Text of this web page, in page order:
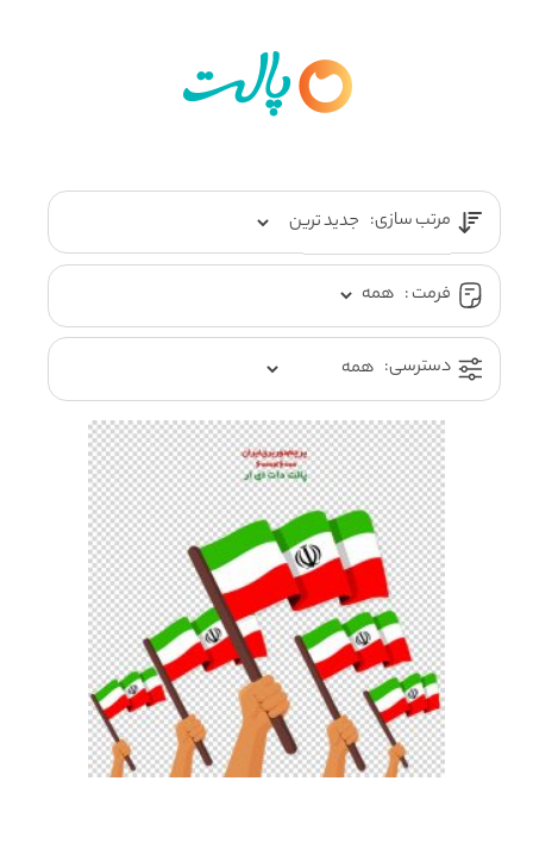
مرتب سازی:
فرمت :
دسترسی: